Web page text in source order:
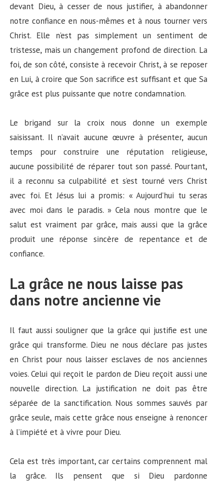
devant Dieu, à cesser de nous justifier, à abandonner
notre confiance en nous-mêmes et à nous tourner vers
Christ. Elle n’est pas simplement un sentiment de
tristesse, mais un changement profond de direction. La
foi, de son côté, consiste à recevoir Christ, à se reposer
en Lui, à croire que Son sacrifice est suffisant et que Sa
grâce est plus puissante que notre condamnation.
Le brigand sur la croix nous donne un exemple
saisissant. Il n’avait aucune œuvre à présenter, aucun
temps pour construire une réputation religieuse,
aucune possibilité de réparer tout son passé. Pourtant,
il a reconnu sa culpabilité et s’est tourné vers Christ
avec foi. Et Jésus lui a promis: « Aujourd’hui tu seras
avec moi dans le paradis. » Cela nous montre que le
salut est vraiment par grâce, mais aussi que la grâce
produit une réponse sincère de repentance et de
confiance.
La grâce ne nous laisse pas
dans notre ancienne vie
Il faut aussi souligner que la grâce qui justifie est une
grâce qui transforme. Dieu ne nous déclare pas justes
en Christ pour nous laisser esclaves de nos anciennes
voies. Celui qui reçoit le pardon de Dieu reçoit aussi une
nouvelle direction. La justification ne doit pas être
séparée de la sanctification. Nous sommes sauvés par
grâce seule, mais cette grâce nous enseigne à renoncer
à l’impiété et à vivre pour Dieu.
Cela est très important, car certains comprennent mal
la grâce. Ils pensent que si Dieu pardonne